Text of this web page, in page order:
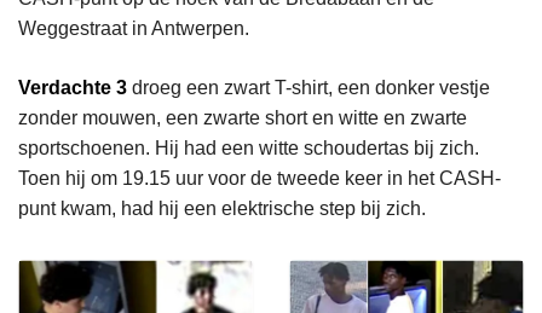
Weggestraat in Antwerpen.
Verdachte 3 droeg een zwart T-shirt, een donker vestje
zonder mouwen, een zwarte short en witte en zwarte
sportschoenen. Hij had een witte schoudertas bij zich.
Toen hij om 19.15 uur voor de tweede keer in het CASH-
punt kwam, had hij een elektrische step bij zich.